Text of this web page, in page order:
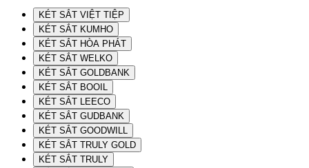
KÉT SẮT VIỆT TIỆP
KÉT SẮT KUMHO
KÉT SẮT HÒA PHÁT
KÉT SẮT WELKO
KÉT SẮT GOLDBANK
KÉT SẮT BOOIL
KÉT SẮT LEECO
KÉT SẮT GUDBANK
KÉT SẮT GOODWILL
KÉT SẮT TRULY GOLD
KÉT SẮT TRULY